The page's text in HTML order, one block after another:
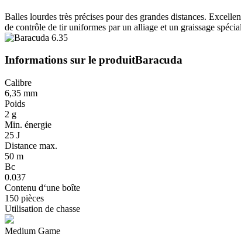
Balles lourdes très précises pour des grandes distances.
de contrôle de tir uniformes par un alliage et un graissage
Informations sur le produitBaracuda
Calibre
6,35 mm
Poids
2 g
Min. énergie
25 J
Distance max.
50 m
Bc
0.037
Contenu d‘une boîte
150 pièces
Utilisation de chasse
Medium Game